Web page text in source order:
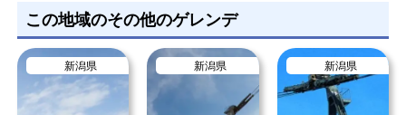
この地域のその他のゲレンデ
新潟県 新潟県 新潟県